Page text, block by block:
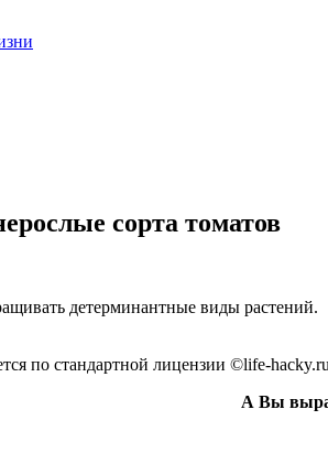
сорта томатов
детерминантные виды растений.
по стандартной лицензии ©life-hacky.ru
А Вы